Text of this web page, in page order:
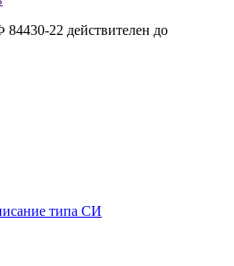
84430-22 действителен до
типа СИ